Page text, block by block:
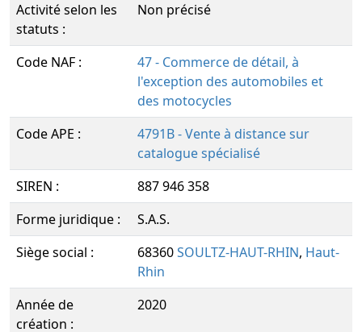
Activité selon les
statuts :
Non précisé
Code NAF :
47 - Commerce de détail, à
l'exception des automobiles et
des motocycles
Code APE :
4791B - Vente à distance sur
catalogue spécialisé
SIREN :
887 946 358
Forme juridique :
S.A.S.
Siège social :
68360SOULTZ-HAUT-RHIN, Haut-
Rhin
Année de
création :
2020